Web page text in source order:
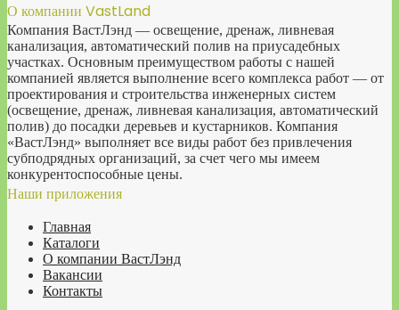
О компании VastLand
Компания ВастЛэнд — освещение, дренаж, ливневая
канализация, автоматический полив на приусадебных
участках. Основным преимуществом работы с нашей
компанией является выполнение всего комплекса работ — от
проектирования и строительства инженерных систем
(освещение, дренаж, ливневая канализация, автоматический
полив) до посадки деревьев и кустарников. Компания
«ВастЛэнд» выполняет все виды работ без привлечения
субподрядных организаций, за счет чего мы имеем
конкурентоспособные цены.
Наши приложения
Главная
Каталоги
О компании ВастЛэнд
Вакансии
Контакты